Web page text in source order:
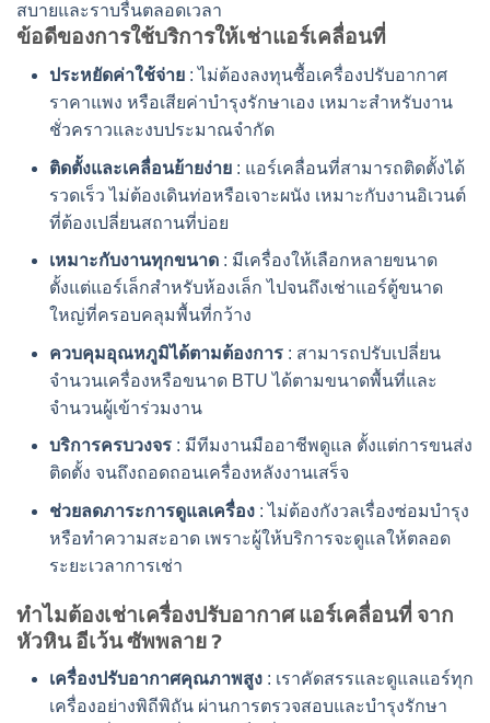
สบายและราบรื่นตลอดเวลา
ข้อดีของการใช้บริการให้เช่าแอร์เคลื่อนที่
ประหยัดค่าใช้จ่าย : ไม่ต้องลงทุนซื้อเครื่องปรับอากาศ
ราคาแพง หรือเสียค่าบำรุงรักษาเอง เหมาะสำหรับงาน
ชั่วคราวและงบประมาณจำกัด
ติดตั้งและเคลื่อนย้ายง่าย : แอร์เคลื่อนที่สามารถติดตั้งได้
รวดเร็ว ไม่ต้องเดินท่อหรือเจาะผนัง เหมาะกับงานอิเวนต์
ที่ต้องเปลี่ยนสถานที่บ่อย
เหมาะกับงานทุกขนาด : มีเครื่องให้เลือกหลายขนาด
ตั้งแต่แอร์เล็กสำหรับห้องเล็ก ไปจนถึงเช่าแอร์ตู้ขนาด
ใหญ่ที่ครอบคลุมพื้นที่กว้าง
ควบคุมอุณหภูมิได้ตามต้องการ : สามารถปรับเปลี่ยน
จำนวนเครื่องหรือขนาด BTU ได้ตามขนาดพื้นที่และ
จำนวนผู้เข้าร่วมงาน
บริการครบวงจร : มีทีมงานมืออาชีพดูแล ตั้งแต่การขนส่ง
ติดตั้ง จนถึงถอดถอนเครื่องหลังงานเสร็จ
ช่วยลดภาระการดูแลเครื่อง : ไม่ต้องกังวลเรื่องซ่อมบำรุง
หรือทำความสะอาด เพราะผู้ให้บริการจะดูแลให้ตลอด
ระยะเวลาการเช่า
ทำไมต้องเช่าเครื่องปรับอากาศ แอร์เคลื่อนที่ จาก
หัวหิน อีเว้น ซัพพลาย ?
เครื่องปรับอากาศคุณภาพสูง : เราคัดสรรและดูแลแอร์ทุก
เครื่องอย่างพิถีพิถัน ผ่านการตรวจสอบและบำรุงรักษา